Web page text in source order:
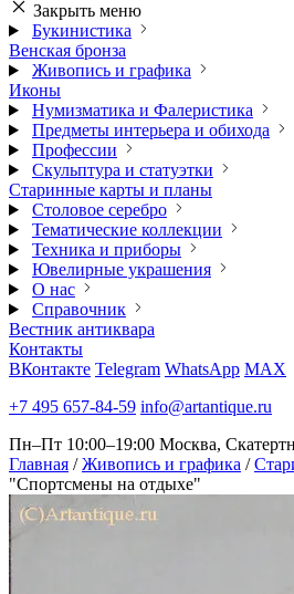
Закрыть меню
Букинистика
Венская бронза
Живопись и графика
Иконы
Нумизматика и Фалеристика
Предметы интерьера и обихода
Профессии
Скульптура и статуэтки
Старинные карты и планы
Столовое серебро
Тематические коллекции
Техника и приборы
Ювелирные украшения
О нас
Справочник
Вестник антиквара
Контакты
ВКонтакте Telegram WhatsApp MAX
+7 495 657-84-59 info@artantique.ru
Пн–Пт 10:00–19:00 Москва,
Главная / Живопись и графика /
"Спортсмены на отдыхе"